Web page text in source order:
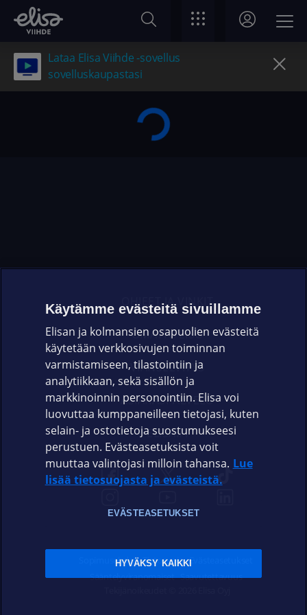
Lataa Elisa Viihde -sovellus
sovelluskaupastasi
OHJEET JA VINKIT
OMAYHTEISÖ
VIANSELVITYS
ASIAKASPALVELU
ELISA.FI
Sopimusehdot Tietosuoja Evästeasetukset
Sääntelyviranomaiset Saavutettavuus
Käytämme evästeitä sivuillamme
Elisan ja kolmansien osapuolien evästeitä
käytetään verkkosivujen toiminnan
varmistamiseen, tilastointiin ja
analytiikkaan, sekä sisällön ja
markkinoinnin personointiin. Elisa voi
luovuttaa kumppaneilleen tietojasi, kuten
selain- ja ostotietoja suostumukseesi
perustuen. Evästeasetuksista voit
muuttaa valintojasi milloin tahansa. Lue
lisää tietosuojasta ja evästeistä.
EVÄSTEASETUKSET
HYVÄKSY KAIKKI